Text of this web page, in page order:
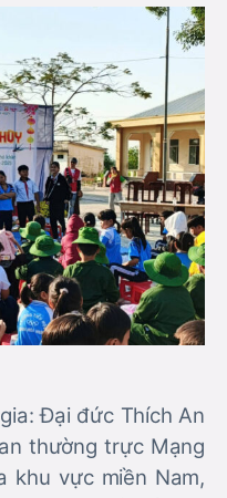
Đại đức Thích An
thường trực Mạng
khu vực miền Nam,